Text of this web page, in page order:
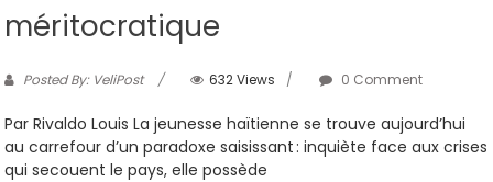
méritocratique
Posted By: VeliPost 632 Views 0 Comment
Par Rivaldo Louis La jeunesse haïtienne se trouve aujourd’hui
au carrefour d’un paradoxe saisissant : inquiète face aux crises
qui secouent le pays, elle possède